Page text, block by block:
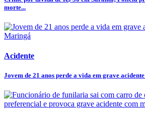
morte...
Acidente
Jovem de 21 anos perde a vida em grave